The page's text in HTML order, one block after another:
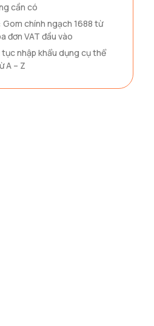
cần có
chính ngạch 1688 từ
đơn VAT đầu vào
nhập khẩu dụng cụ thể
A – Z